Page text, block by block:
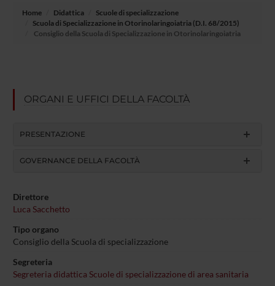
Home Didattica
Scuole di specializzazione
Scuola di Specializzazione in Otorinolaringoiatria (D.I. 68/2015)
Consiglio della Scuola di Specializzazione in Otorinolaringoiatria
ORGANI E UFFICI DELLA FACOLTÀ
PRESENTAZIONE
GOVERNANCE DELLA FACOLTÀ
Direttore
Luca Sacchetto
Tipo organo
Consiglio della Scuola di specializzazione
Segreteria
Segreteria didattica Scuole di specializzazione di area sanitaria